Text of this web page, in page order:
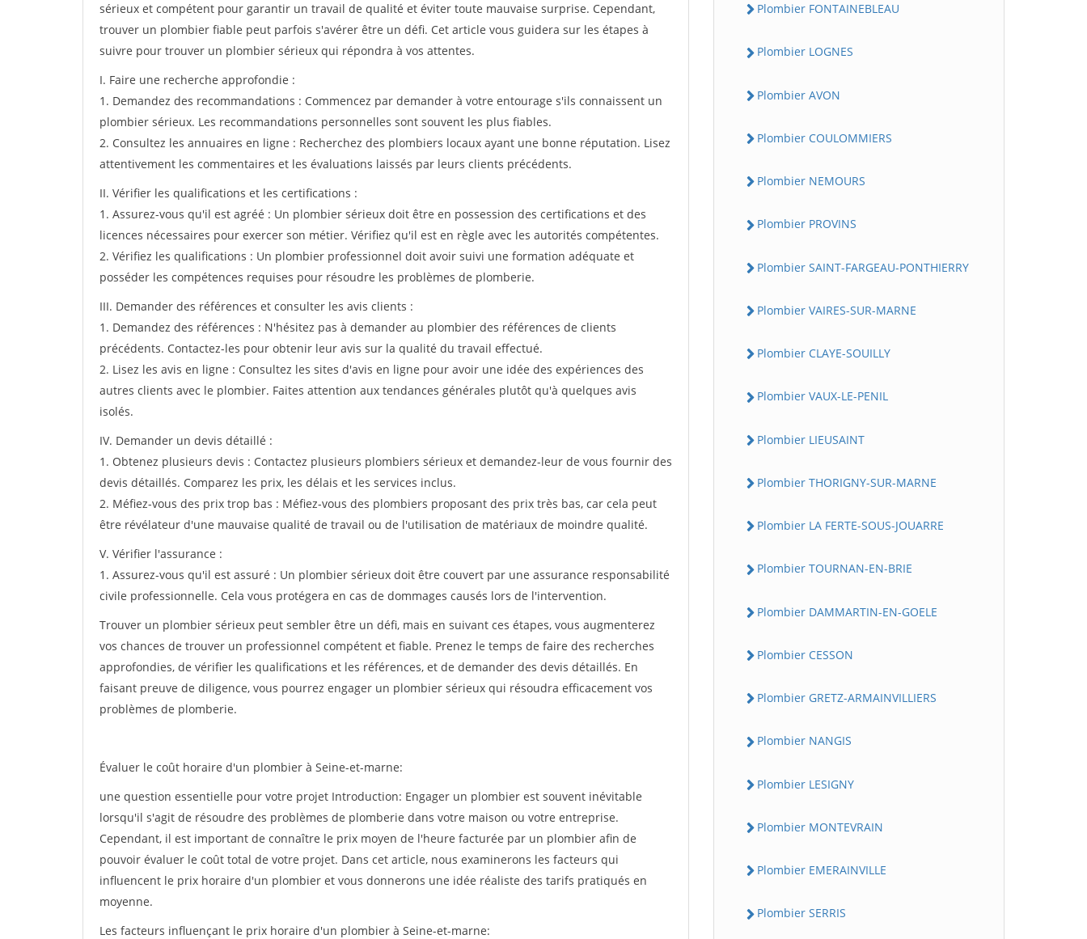
sérieux et compétent pour garantir un travail de qualité et éviter toute mauvaise surprise. Cependant,
trouver un plombier fiable peut parfois s'avérer être un défi. Cet article vous guidera sur les étapes à
suivre pour trouver un plombier sérieux qui répondra à vos attentes.
I. Faire une recherche approfondie :
1. Demandez des recommandations : Commencez par demander à votre entourage s'ils connaissent un
plombier sérieux. Les recommandations personnelles sont souvent les plus fiables.
2. Consultez les annuaires en ligne : Recherchez des plombiers locaux ayant une bonne réputation. Lisez
attentivement les commentaires et les évaluations laissés par leurs clients précédents.
II. Vérifier les qualifications et les certifications :
1. Assurez-vous qu'il est agréé : Un plombier sérieux doit être en possession des certifications et des
licences nécessaires pour exercer son métier. Vérifiez qu'il est en règle avec les autorités compétentes.
2. Vérifiez les qualifications : Un plombier professionnel doit avoir suivi une formation adéquate et
posséder les compétences requises pour résoudre les problèmes de plomberie.
III. Demander des références et consulter les avis clients :
1. Demandez des références : N'hésitez pas à demander au plombier des références de clients
précédents. Contactez-les pour obtenir leur avis sur la qualité du travail effectué.
2. Lisez les avis en ligne : Consultez les sites d'avis en ligne pour avoir une idée des expériences des
autres clients avec le plombier. Faites attention aux tendances générales plutôt qu'à quelques avis
isolés.
IV. Demander un devis détaillé :
1. Obtenez plusieurs devis : Contactez plusieurs plombiers sérieux et demandez-leur de vous fournir des
devis détaillés. Comparez les prix, les délais et les services inclus.
2. Méfiez-vous des prix trop bas : Méfiez-vous des plombiers proposant des prix très bas, car cela peut
être révélateur d'une mauvaise qualité de travail ou de l'utilisation de matériaux de moindre qualité.
V. Vérifier l'assurance :
1. Assurez-vous qu'il est assuré : Un plombier sérieux doit être couvert par une assurance responsabilité
civile professionnelle. Cela vous protégera en cas de dommages causés lors de l'intervention.
Trouver un plombier sérieux peut sembler être un défi, mais en suivant ces étapes, vous augmenterez
vos chances de trouver un professionnel compétent et fiable. Prenez le temps de faire des recherches
approfondies, de vérifier les qualifications et les références, et de demander des devis détaillés. En
faisant preuve de diligence, vous pourrez engager un plombier sérieux qui résoudra efficacement vos
problèmes de plomberie.
Évaluer le coût horaire d'un plombier à Seine-et-marne:
une question essentielle pour votre projet Introduction: Engager un plombier est souvent inévitable
lorsqu'il s'agit de résoudre des problèmes de plomberie dans votre maison ou votre entreprise.
Cependant, il est important de connaître le prix moyen de l'heure facturée par un plombier afin de
pouvoir évaluer le coût total de votre projet. Dans cet article, nous examinerons les facteurs qui
influencent le prix horaire d'un plombier et vous donnerons une idée réaliste des tarifs pratiqués en
moyenne.
Les facteurs influençant le prix horaire d'un plombier à Seine-et-marne:
Plombier FONTAINEBLEAU
Plombier LOGNES
Plombier AVON
Plombier COULOMMIERS
Plombier NEMOURS
Plombier PROVINS
Plombier SAINT-FARGEAU-PONTHIERRY
Plombier VAIRES-SUR-MARNE
Plombier CLAYE-SOUILLY
Plombier VAUX-LE-PENIL
Plombier LIEUSAINT
Plombier THORIGNY-SUR-MARNE
Plombier LA FERTE-SOUS-JOUARRE
Plombier TOURNAN-EN-BRIE
Plombier DAMMARTIN-EN-GOELE
Plombier CESSON
Plombier GRETZ-ARMAINVILLIERS
Plombier NANGIS
Plombier LESIGNY
Plombier MONTEVRAIN
Plombier EMERAINVILLE
Plombier SERRIS